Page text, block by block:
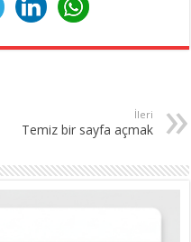
İleri
Temiz bir sayfa açmak